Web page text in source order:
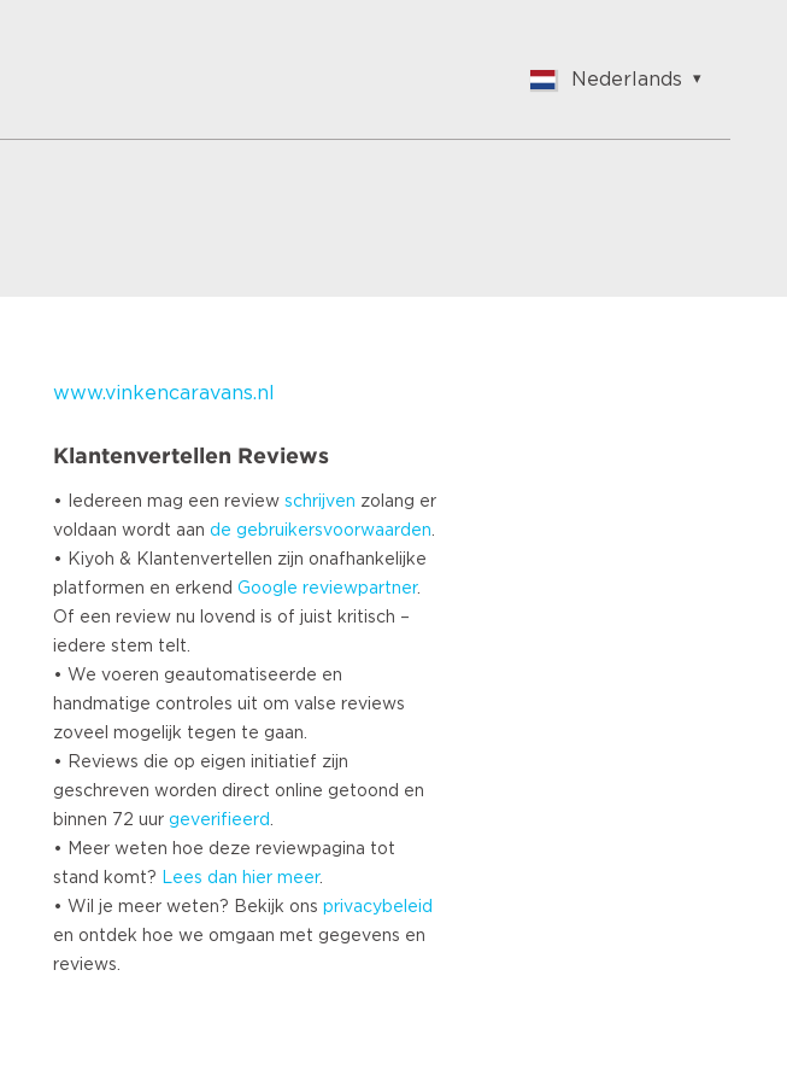
Nederlands
Nederlands
www.vinkencaravans.nl
Klantenvertellen Reviews
• Iedereen mag een review schrijven zolang er
voldaan wordt aan de gebruikersvoorwaarden.
• Kiyoh & Klantenvertellen zijn onafhankelijke
platformen en erkend Google reviewpartner.
Of een review nu lovend is of juist kritisch –
iedere stem telt.
• We voeren geautomatiseerde en
handmatige controles uit om valse reviews
zoveel mogelijk tegen te gaan.
• Reviews die op eigen initiatief zijn
geschreven worden direct online getoond en
binnen 72 uur geverifieerd.
• Meer weten hoe deze reviewpagina tot
stand komt? Lees dan hier meer.
• Wil je meer weten? Bekijk ons privacybeleid
en ontdek hoe we omgaan met gegevens en
reviews.